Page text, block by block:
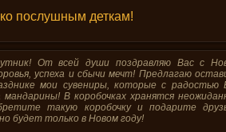
послушным деткам!
От всей души поздравляю Вас с
успеха и сбычи мечт! Предлагаю
мои сувениры, которые с радостью
мандарины! В коробочках хранятся
такую коробочку и подарите
будет только в Новом году!